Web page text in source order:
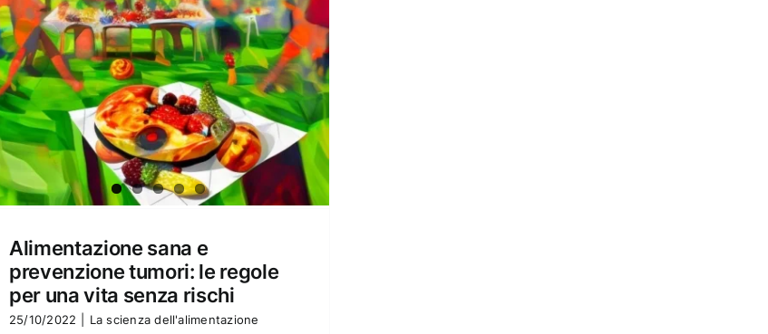
Alimentazione sana e
prevenzione tumori: le regole
per una vita senza rischi
25/10/2022 La scienza dell'alimentazione